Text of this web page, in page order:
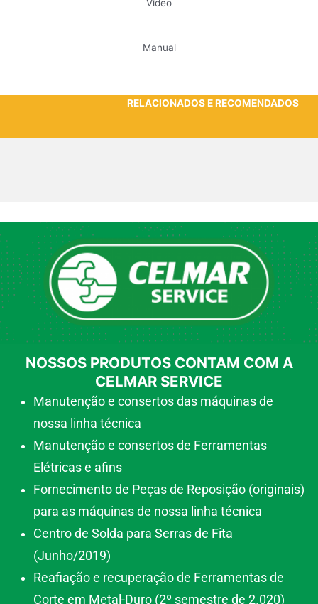
Vídeo
Manual
RELACIONADOS E RECOMENDADOS
NOSSOS PRODUTOS CONTAM COM A
CELMAR SERVICE
Manutenção e consertos das máquinas de
nossa linha técnica
Manutenção e consertos de Ferramentas
Elétricas e afins
Fornecimento de Peças de Reposição (originais)
para as máquinas de nossa linha técnica
Centro de Solda para Serras de Fita
(Junho/2019)
Reafiação e recuperação de Ferramentas de
Corte em Metal-Duro (2º semestre de 2.020)